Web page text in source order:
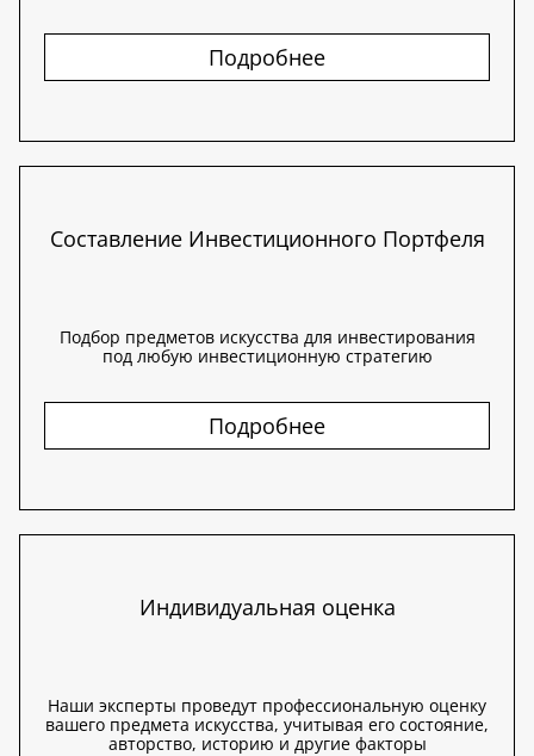
Подробнее
Составление Инвестиционного Портфеля
Подбор предметов искусства для инвестирования
под любую инвестиционную стратегию
Подробнее
Индивидуальная оценка
Наши эксперты проведут профессиональную оценку
вашего предмета искусства, учитывая его состояние,
авторство, историю и другие факторы